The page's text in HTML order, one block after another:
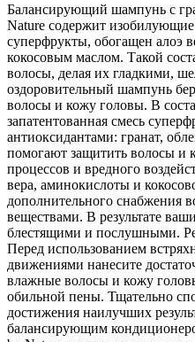
Балансирующий шампунь с
Nature содержит
суперфрукты, обогащен алоэ
кокосовым маслом. Такой
волосы, делая их гладкими,
оздоровительный шампунь
волосы и кожу головы. В
запатентованная смесь
антиоксидантами: гранат,
помогают защитить волосы и
процессов и вредного
вера, аминокислоты и
дополнительного снабжения
веществами. В результате
блестящими и послушными.
Перед использованием
движениями нанесите
влажные волосы и кожу
обильной пены. Тщательно
достижения наилучших
балансирующим